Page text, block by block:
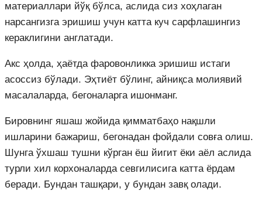
материаллари йўқ бўлса, аслида сиз хоҳлаган
нарсангизга эришиш учун катта куч сарфлашингиз
кераклигини англатади.
Акс ҳолда, ҳаётда фаровонликка эришиш истаги
асоссиз бўлади. Эҳтиёт бўлинг, айниқса молиявий
масалаларда, бегоналарга ишонманг.
Бировнинг яшаш жойида қимматбаҳо нақшли
ишларини бажариш, бегонадан фойдали совға олиш.
Шунга ўхшаш тушни кўрган ёш йигит ёки аёл аслида
турли хил корхоналарда севгилисига катта ёрдам
беради. Бундан ташқари, у бундан завқ олади.